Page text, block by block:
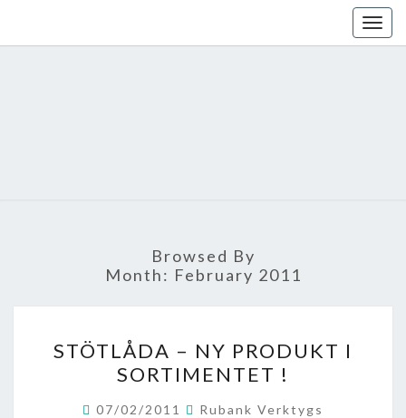
Browsed By
Month: February 2011
–
NY
PRODUKT
STÖTLÅDA – NY PRODUKT I
SORTIMENTET !
07/02/2011 Rubank Verktygs